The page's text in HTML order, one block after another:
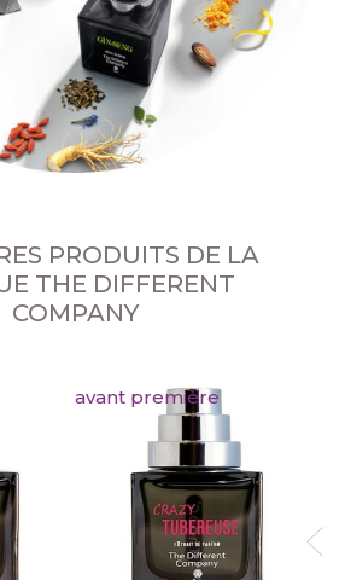
PRODUITS DE LA
THE DIFFERENT
COMPANY
avant première